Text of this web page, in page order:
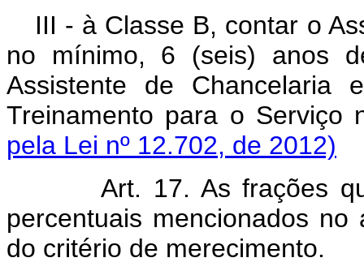
III - à Classe B, contar o
no mínimo, 6 (seis) anos
Assistente de
Treinamento para o
pela Lei nº 12.702, de 2012)
Art. 17. As frações
percentuais mencionados
do critério de merecimento.